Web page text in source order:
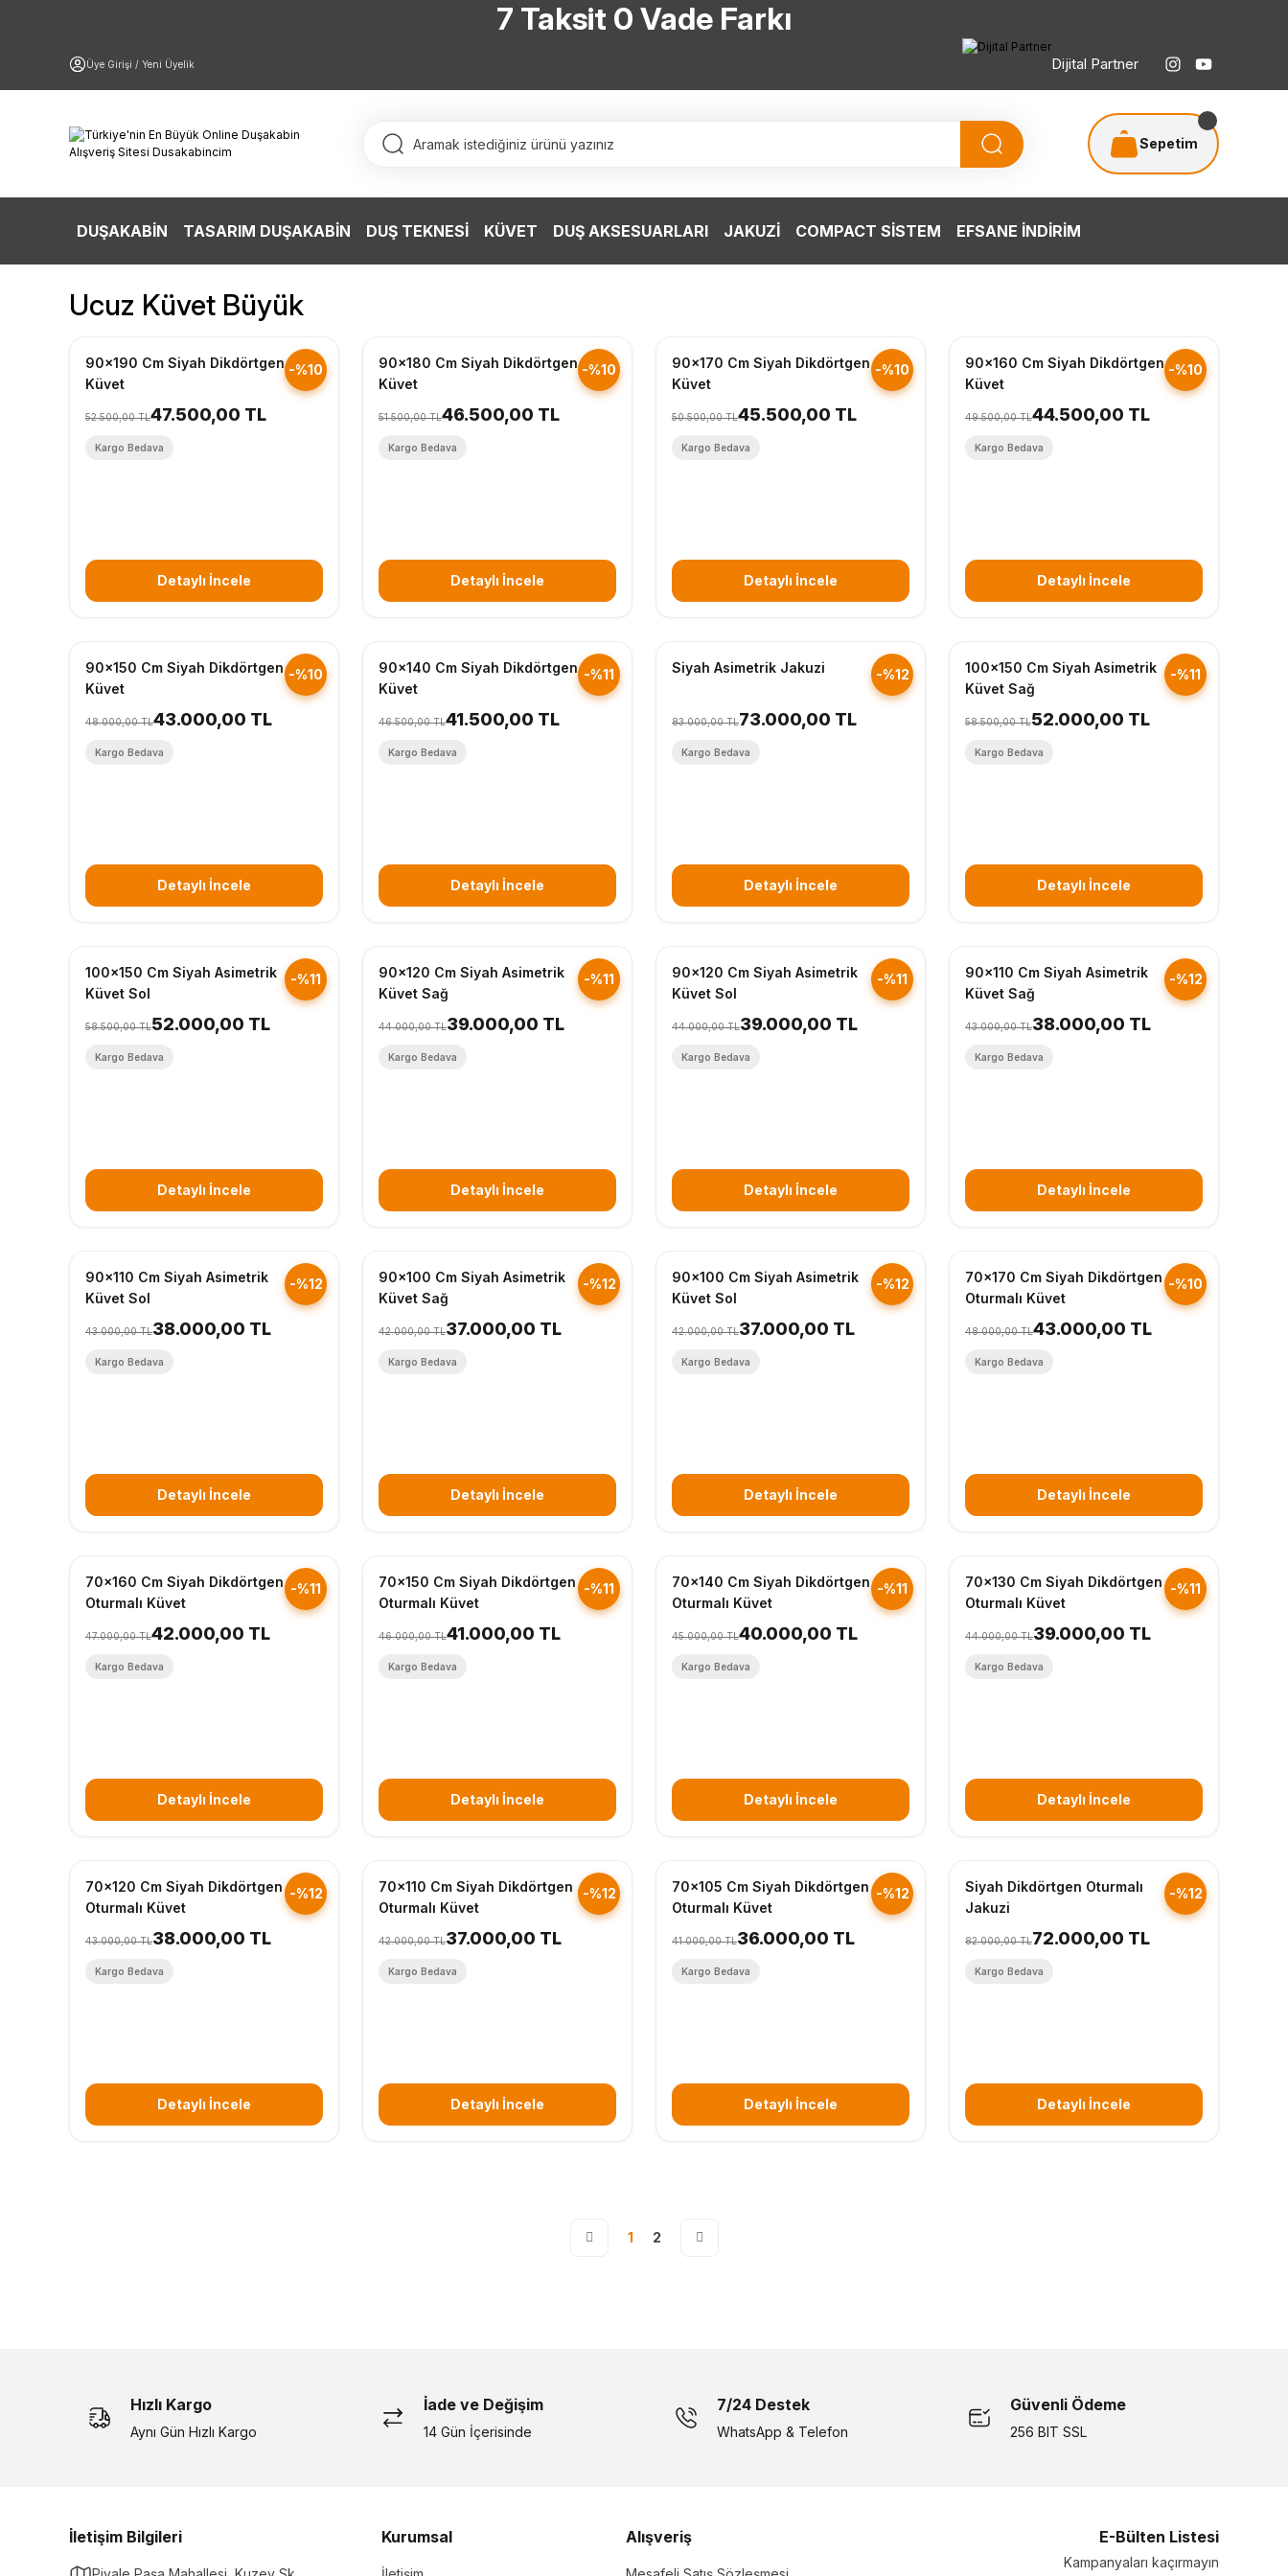
7 Taksit 0 Vade Farkı
Üye Girişi / Yeni Üyelik
TÜRKİYE’NİN HERYERİNE ÜCRETSİZ KARGO
Dijital Partner
Sepetim
DUŞAKABİN TASARIM DUŞAKABİN DUŞ TEKNESİ KÜVET DUŞ AKSESUARLARI JAKUZİ COMPACT SİSTEM EFSANE İNDİRİM
Ucuz Küvet Büyük
-%10
90x190 Cm Siyah Dikdörtgen
Küvet
52.500,00 TL47.500,00 TL
Kargo Bedava
Detaylı İncele
-%10
90x180 Cm Siyah Dikdörtgen
Küvet
51.500,00 TL46.500,00 TL
Kargo Bedava
Detaylı İncele
-%10
90x170 Cm Siyah Dikdörtgen
Küvet
50.500,00 TL45.500,00 TL
Kargo Bedava
Detaylı İncele
-%10
90x160 Cm Siyah Dikdörtgen
Küvet
49.500,00 TL44.500,00 TL
Kargo Bedava
Detaylı İncele
-%10
90x150 Cm Siyah Dikdörtgen
Küvet
48.000,00 TL43.000,00 TL
Kargo Bedava
Detaylı İncele
-%11
90x140 Cm Siyah Dikdörtgen
Küvet
46.500,00 TL41.500,00 TL
Kargo Bedava
Detaylı İncele
-%12
Siyah Asimetrik Jakuzi
83.000,00 TL73.000,00 TL
Kargo Bedava
Detaylı İncele
-%11
100x150 Cm Siyah Asimetrik
Küvet Sağ
58.500,00 TL52.000,00 TL
Kargo Bedava
Detaylı İncele
-%11
100x150 Cm Siyah Asimetrik
Küvet Sol
58.500,00 TL52.000,00 TL
Kargo Bedava
Detaylı İncele
-%11
90x120 Cm Siyah Asimetrik
Küvet Sağ
44.000,00 TL39.000,00 TL
Kargo Bedava
Detaylı İncele
-%11
90x120 Cm Siyah Asimetrik
Küvet Sol
44.000,00 TL39.000,00 TL
Kargo Bedava
Detaylı İncele
-%12
90x110 Cm Siyah Asimetrik
Küvet Sağ
43.000,00 TL38.000,00 TL
Kargo Bedava
Detaylı İncele
-%12
90x110 Cm Siyah Asimetrik
Küvet Sol
43.000,00 TL38.000,00 TL
Kargo Bedava
Detaylı İncele
-%12
90x100 Cm Siyah Asimetrik
Küvet Sağ
42.000,00 TL37.000,00 TL
Kargo Bedava
Detaylı İncele
-%12
90x100 Cm Siyah Asimetrik
Küvet Sol
42.000,00 TL37.000,00 TL
Kargo Bedava
Detaylı İncele
-%10
70x170 Cm Siyah Dikdörtgen
Oturmalı Küvet
48.000,00 TL43.000,00 TL
Kargo Bedava
Detaylı İncele
-%11
70x160 Cm Siyah Dikdörtgen
Oturmalı Küvet
47.000,00 TL42.000,00 TL
Kargo Bedava
Detaylı İncele
-%11
70x150 Cm Siyah Dikdörtgen
Oturmalı Küvet
46.000,00 TL41.000,00 TL
Kargo Bedava
Detaylı İncele
-%11
70x140 Cm Siyah Dikdörtgen
Oturmalı Küvet
45.000,00 TL40.000,00 TL
Kargo Bedava
Detaylı İncele
-%11
70x130 Cm Siyah Dikdörtgen
Oturmalı Küvet
44.000,00 TL39.000,00 TL
Kargo Bedava
Detaylı İncele
-%12
70x120 Cm Siyah Dikdörtgen
Oturmalı Küvet
43.000,00 TL38.000,00 TL
Kargo Bedava
Detaylı İncele
-%12
70x110 Cm Siyah Dikdörtgen
Oturmalı Küvet
42.000,00 TL37.000,00 TL
Kargo Bedava
Detaylı İncele
-%12
70x105 Cm Siyah Dikdörtgen
Oturmalı Küvet
41.000,00 TL36.000,00 TL
Kargo Bedava
Detaylı İncele
-%12
Siyah Dikdörtgen Oturmalı
Jakuzi
82.000,00 TL72.000,00 TL
Kargo Bedava
Detaylı İncele
1 2
Hızlı Kargo
Aynı Gün Hızlı Kargo
İade ve Değişim
14 Gün İçerisinde
7/24 Destek
WhatsApp & Telefon
Güvenli Ödeme
256 BIT SSL
İletişim Bilgileri Kurumsal Alışveriş E-Bülten Listesi
Kampanyaları kaçırmayın